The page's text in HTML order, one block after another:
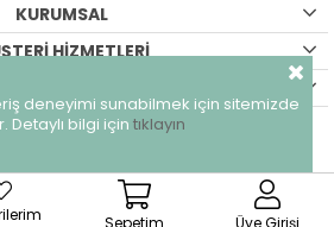
KURUMSAL
HİZMETLERİ
- Tüm hakları saklıdır.
Sepetim Üye Girişi
deneyimi sunabilmek için sitemizde
Detaylı bilgi için tıklayın